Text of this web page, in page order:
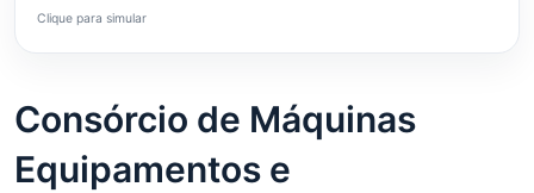
Clique para simular
Consórcio de Máquinas
Equipamentos e